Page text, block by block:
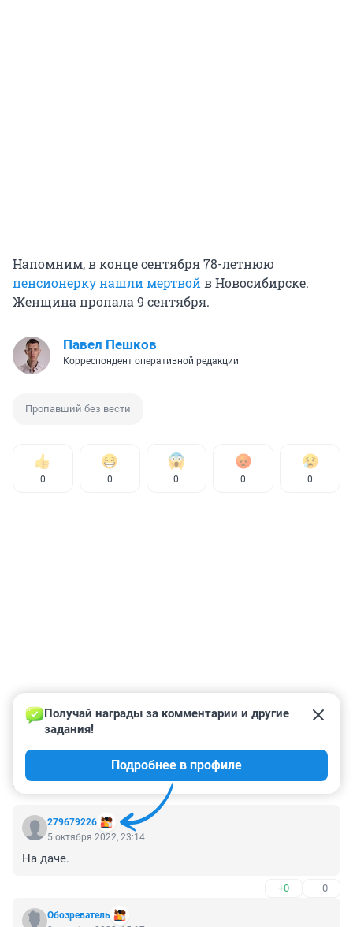
Напомним, в конце сентября 78-летнюю
пенсионерку нашли мертвойв Новосибирске.
Женщина пропала 9 сентября.
Павел Пешков
Корреспондент оперативной редакции
Пропавший без вести
0 0 0 0 0
КОММЕНТАРИИ 61
279679226
Получай награды за комментарии и другие
задания!
Подробнее в профиле
5 октября 2022, 23:14
На даче.
+0 –0
Обозреватель